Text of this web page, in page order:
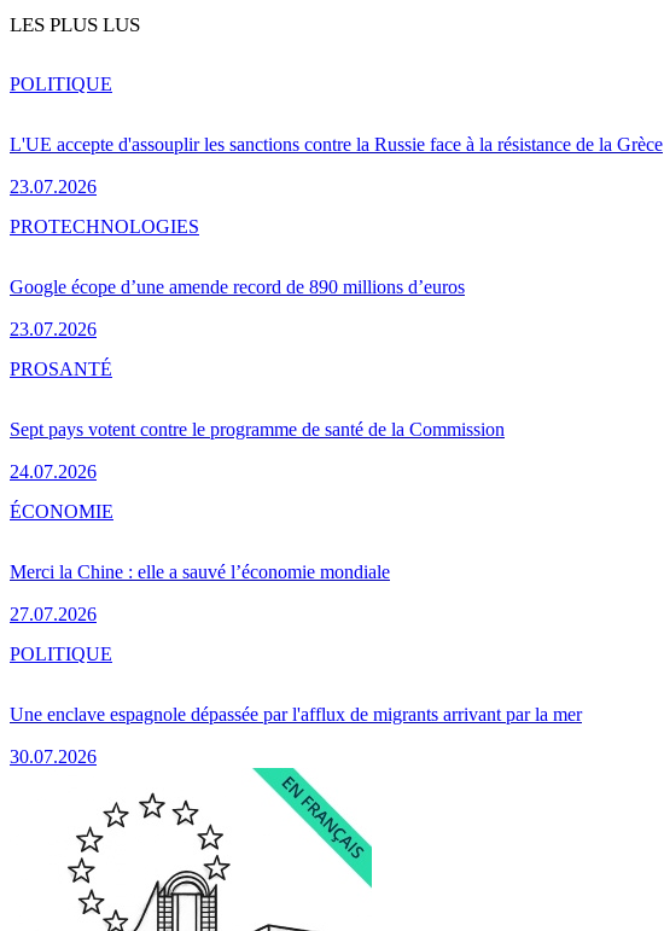
LES PLUS LUS
L'UE accepte d'assouplir les sanctions contre la Russie face à la résistance de la Grèce
23.07.2026
POLITIQUE
Google écope d’une amende record de 890 millions d’euros
23.07.2026
PROTECHNOLOGIES
Sept pays votent contre le programme de santé de la Commission
24.07.2026
PROSANTÉ
Merci la Chine : elle a sauvé l’économie mondiale
27.07.2026
ÉCONOMIE
Une enclave espagnole dépassée par l'afflux de migrants arrivant par la mer
30.07.2026
POLITIQUE